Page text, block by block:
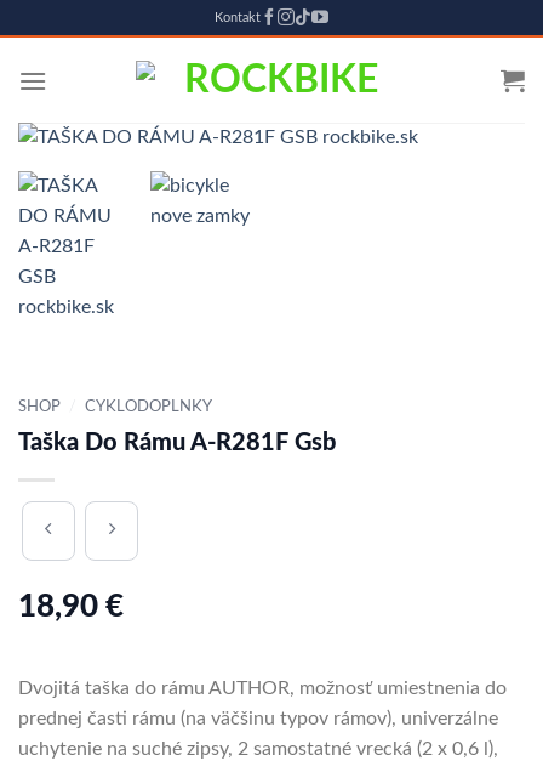
Kontakt
SHOP CYKLODOPLNKY
Taška Do Rámu A-R281F Gsb
18,90 €
Dvojitá taška do rámu AUTHOR, možnosť umiestnenia do
prednej časti rámu (na väčšinu typov rámov), univerzálne
uchytenie na suché zipsy, 2 samostatné vrecká (2 x 0,6 l),